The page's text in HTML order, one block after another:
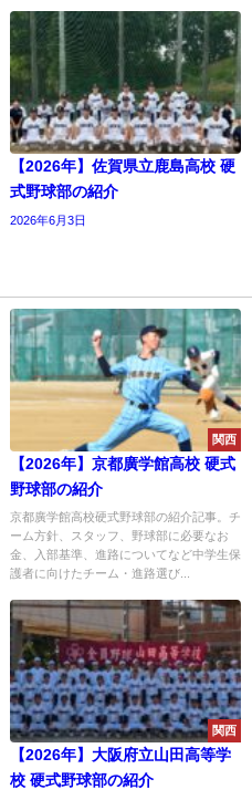
【2026年】佐賀県立鹿島高校 硬
式野球部の紹介
2026年6月3日
関西
【2026年】京都廣学館高校 硬式
野球部の紹介
京都廣学館高校硬式野球部の紹介記事。チ
ーム方針、スタッフ、野球部に必要なお
金、入部基準、進路についてなど中学生保
護者に向けたチーム・進路選び...
関西
【2026年】大阪府立山田高等学
校 硬式野球部の紹介